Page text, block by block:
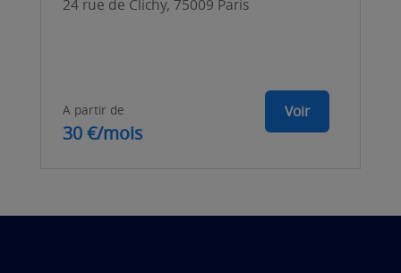
24 rue de Clichy, 75009 Paris
A partir de
30 €/mois
Voir